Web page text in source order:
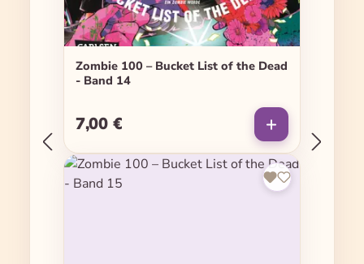
Zombie 100 – Bucket List of the Dead
- Band 14
Regulärer Preis:
7,00 €